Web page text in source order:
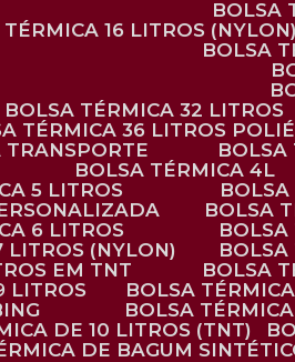
TÉRMICA 16 LITROS (NYLON)
BOLSA
BOLSA TÉRMICA 32 LITROS
TÉRMICA 36 LITROS
TRANSPORTE
BOLSA TÉRMICA 4L
5 LITROS
BOLSA
6 LITROS
LITROS (NYLON)
EM TNT
BOLSA
LITROS BOLSA
BOLSA
DE 10 LITROS (TNT)
DE BAGUM